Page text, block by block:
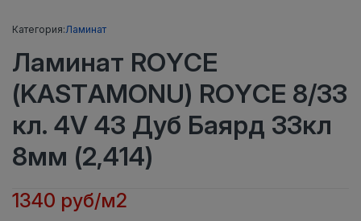
Категория:Ламинат
Ламинат ROYCE
(KASTAMONU) ROYCE 8/33
кл. 4V 43 Дуб Баярд 33кл
8мм (2,414)
1340 руб/м2